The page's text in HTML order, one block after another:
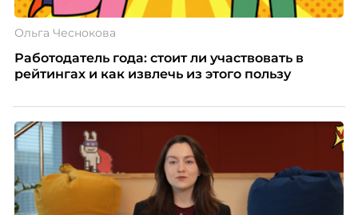
Ольга Чеснокова
Работодатель года: стоит ли участвовать в
рейтингах и как извлечь из этого пользу